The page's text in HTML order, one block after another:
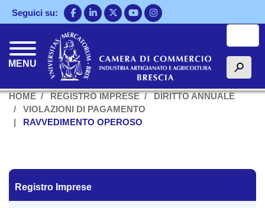
Salta
al
Seguici su:
MENU h
HOME REGISTRO IMPRESE
DIRITTO ANNUALE
VIOLAZIONI DI PAGAMENTO
RAVVEDIMENTO OPEROSO
Registro Imprese
Registro Imprese